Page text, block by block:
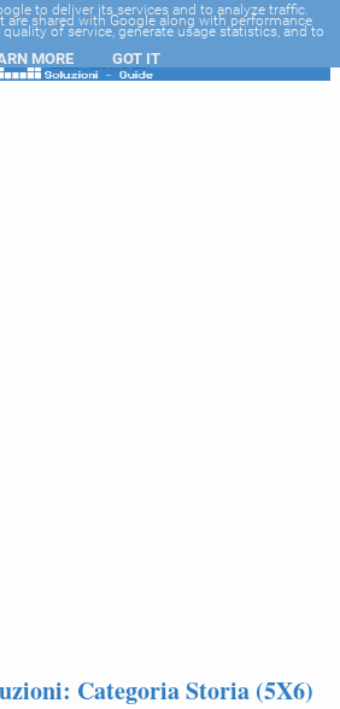
Categoria Storia (5X6)
to deliver its services and to analyze traffic.
are shared with Google along with performance
of service, generate usage statistics, and to
MORE GOT IT